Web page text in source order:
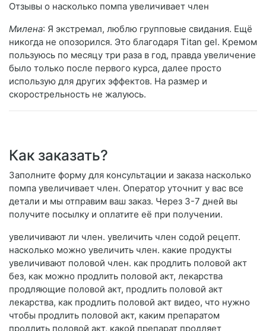
Отзывы о насколько помпа увеличивает член
Милена: Я экстремал, люблю групповые свидания. Ещё
никогда не опозорился. Это благодаря Titan gel. Кремом
пользуюсь по месяцу три раза в год, правда увеличение
было только после первого курса, далее просто
использую для других эффектов. На размер и
скорострельность не жалуюсь.
Как заказать?
Заполните форму для консультации и заказа насколько
помпа увеличивает член. Оператор уточнит у вас все
детали и мы отправим ваш заказ. Через 3-7 дней вы
получите посылку и оплатите её при получении.
увеличивают ли член. увеличить член содой рецепт.
насколько можно увеличить член. какие продукты
увеличивают половой член. как продлить половой акт
без, как можно продлить половой акт, лекарства
продляющие половой акт, продлить половой акт
лекарства, как продлить половой акт видео, что нужно
чтобы продлить половой акт, каким препаратом
продлить половой акт, какой препарат продляет